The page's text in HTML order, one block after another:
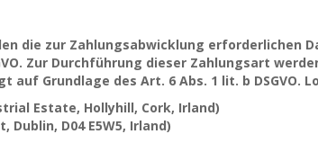
die zur Zahlungsabwicklung erforderlichen
Zur Durchführung dieser Zahlungsart
Grundlage des Art. 6 Abs. 1 lit. b DSGVO.
Estate, Hollyhill, Cork, Irland)
Dublin, D04 E5W5, Irland)